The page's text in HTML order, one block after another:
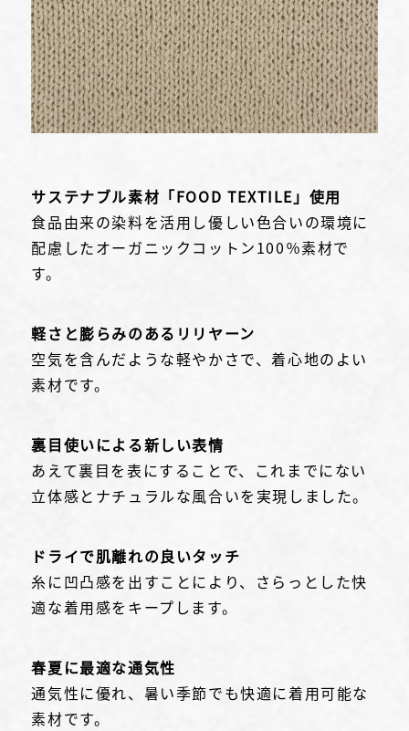
サステナブル素材「FOOD TEXTILE」使用
食品由来の染料を活用し優しい色合いの環境に
配慮したオーガニックコットン100％素材で
す。
軽さと膨らみのあるリリヤーン
空気を含んだような軽やかさで、着心地のよい
素材です。
裏目使いによる新しい表情
あえて裏目を表にすることで、これまでにない
立体感とナチュラルな風合いを実現しました。
ドライで肌離れの良いタッチ
糸に凹凸感を出すことにより、さらっとした快
適な着用感をキープします。
春夏に最適な通気性
通気性に優れ、暑い季節でも快適に着用可能な
素材です。